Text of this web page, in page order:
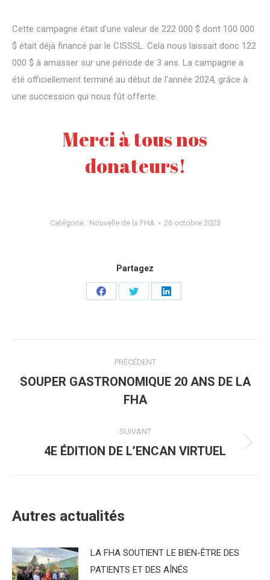
Cette campagne était d’une valeur de 222 000 $ dont 100 000
$ était déjà financé par le CISSSL. Cela nous laissait donc 122
000 $ à amasser sur une période de 3 ans. La campagne a
été officiellement terminé au début de l’année 2024, grâce à
une succession qui nous fût offerte.
Merci à tous nos
donateurs!
Catégorie : Nouvelle de la FHA 26 octobre 2023
Partagez
PartagerPartagerPartager
article
PRÉCÉDENT
Article
précédent
SOUPER GASTRONOMIQUE 20 ANS DE LA
FHA
SUIVANT
Article
4E ÉDITION DE L’ENCAN VIRTUEL
Autres actualités
LA FHA SOUTIENT LE BIEN-ÊTRE DES
PATIENTS ET DES AÎNÉS